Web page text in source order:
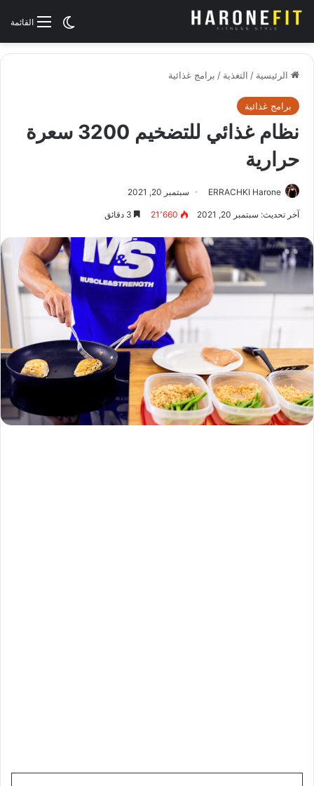
القائمةالوضع
الرئيسية / التغذية / برامج غذائية
برامج غذائية
نظام غذائي للتضخيم 3200 سعرة
حرارية
ERRACHKI Harone سبتمبر 20, 2021
آخر تحديث: سبتمبر 20, 2021 21٬660